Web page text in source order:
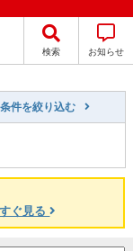
検索 お知らせ
件を絞り込む
ぐ見る